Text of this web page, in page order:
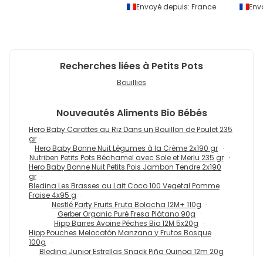
Envoyé depuis: France
Recherches liées à Petits Pots
Bouillies
NouveautésAliments Bio Bébés
Hero Baby Carottes au Riz Dans un Bouillon de Poulet 235
gr
Hero Baby Bonne Nuit Légumes à la Crème 2x190 gr
Nutriben Petits Pots Béchamel avec Sole et Merlu 235 gr
Hero Baby Bonne Nuit Petits Pois Jambon Tendre 2x190
gr
Bledina Les Brasses au Lait Coco 100 Vegetal Pomme
Fraise 4x95 g
Nestlé Party Fruits Fruta Bolacha 12M+ 110g
Gerber Organic Puré Fresa Plátano 90g
Hipp Barres Avoine Pêches Bio 12M 5x20g
Hipp Pouches Melocotón Manzana y Frutos Bosque
100g
Bledina Junior Estrellas Snack Piña Quinoa 12m 20g